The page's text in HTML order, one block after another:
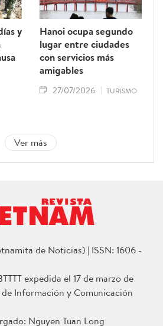
y
Hanoi ocupa segundo
lugar entre ciudades
con servicios más
amigables
27/07/2026 TURISMO
Ver más
de Noticias) | ISSN: 1606 -
expedida el 17 de marzo de
Información y Comunicación
Nguyen Tuan Long